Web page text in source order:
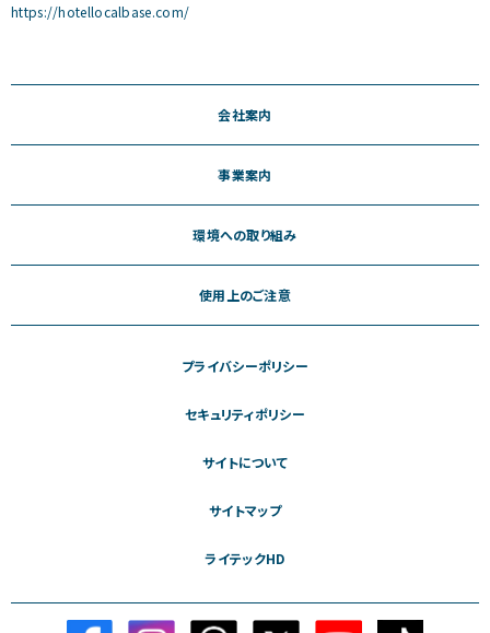
https://hotellocalbase.com/
会社案内
事業案内
環境への取り組み
使用上のご注意
プライバシーポリシー
セキュリティポリシー
サイトについて
サイトマップ
ライテックHD